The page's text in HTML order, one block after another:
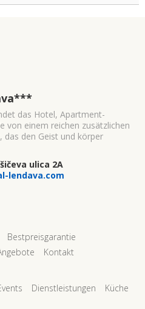
***
das Hotel, Apartment-
von einem reichen zusätzlichen
den Geist und körper
ulica 2A
lendava.com
Bestpreisgarantie
Kontakt
Dienstleistungen
Küche